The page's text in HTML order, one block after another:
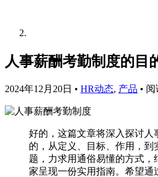
人事薪酬考勤制度的目
2024年12月20日 • HR动态, 产品 • 阅
好的，这篇文章将深入探讨人
的，从定义、目标、作用，到
题，力求用通俗易懂的方式，
家呈现一份实用指南。希望通